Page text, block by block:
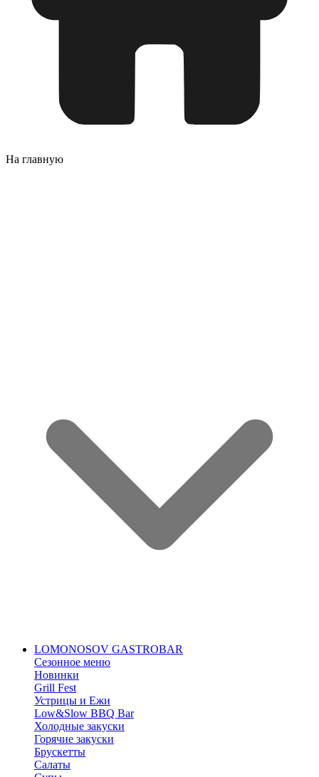
На главную
LOMONOSOV GASTROBAR
Сезонное меню
Новинки
Grill Fest
Устрицы и Ежи
Low&Slow BBQ Bar
Холодные закуски
Горячие закуски
Брускетты
Салаты